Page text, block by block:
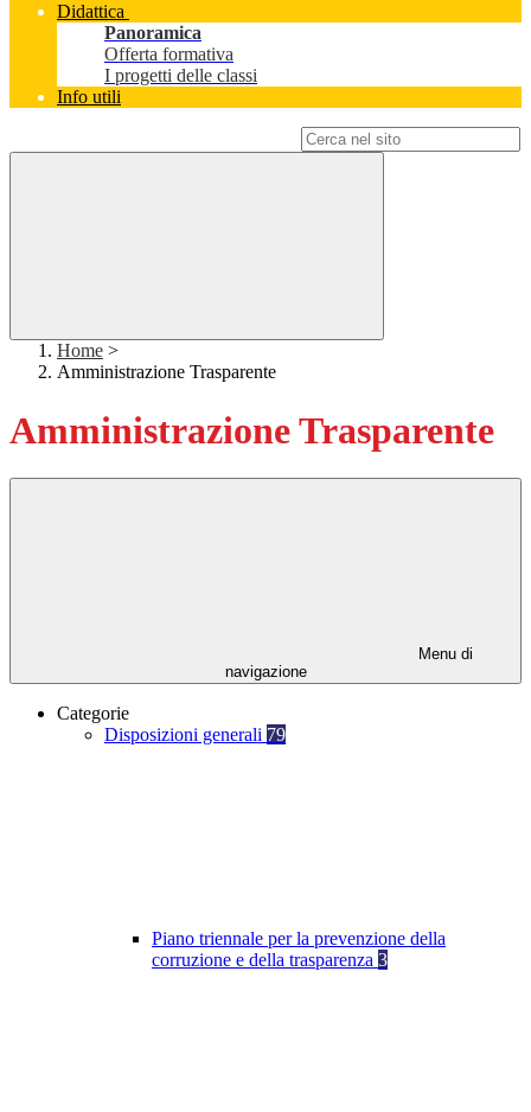
Didattica
Panoramica
Offerta formativa
I progetti delle classi
Info utili
Home >
Amministrazione Trasparente
Amministrazione Trasparente
Menu di
navigazione
Categorie
Disposizioni generali 79
Piano triennale per la prevenzione della
corruzione e della trasparenza 3